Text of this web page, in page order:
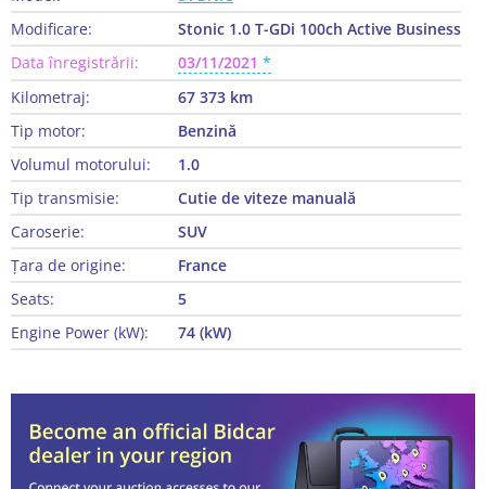
Modificare:
Stonic 1.0 T-GDi 100ch Active Business
Data înregistrării:
03/11/2021
Kilometraj:
67 373 km
Tip motor:
Benzină
Volumul motorului:
1.0
Tip transmisie:
Cutie de viteze manuală
Caroserie:
SUV
Țara de origine:
France
Seats:
5
Engine Power (kW):
74 (kW)